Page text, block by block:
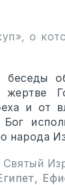
о
беседы
и от
народа